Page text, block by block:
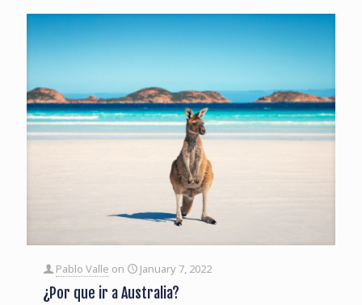
Pablo Valle on January 7, 2022
¿Por que ir a Australia?